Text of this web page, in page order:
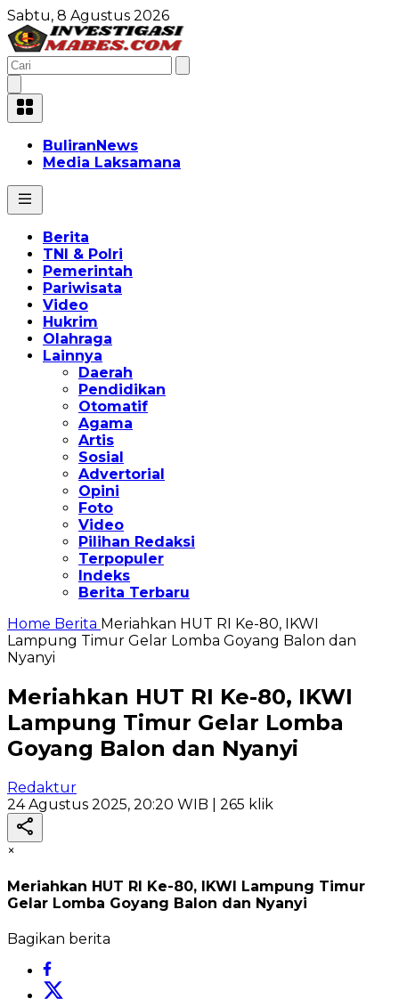
Sabtu, 8 Agustus 2026
BuliranNews
Media Laksamana
Berita
TNI & Polri
Pemerintah
Pariwisata
Video
Hukrim
Olahraga
Lainnya
Daerah
Pendidikan
Otomatif
Agama
Artis
Sosial
Advertorial
Opini
Foto
Video
Pilihan Redaksi
Terpopuler
Indeks
Berita Terbaru
Home Berita Meriahkan HUT RI Ke-80, IKWI
Lampung Timur Gelar Lomba Goyang Balon dan
Nyanyi
Meriahkan HUT RI Ke-80, IKWI
Lampung Timur Gelar Lomba
Goyang Balon dan Nyanyi
Redaktur
24 Agustus 2025, 20:20 WIB | 265 klik
×
Meriahkan HUT RI Ke-80, IKWI Lampung Timur
Gelar Lomba Goyang Balon dan Nyanyi
Bagikan berita